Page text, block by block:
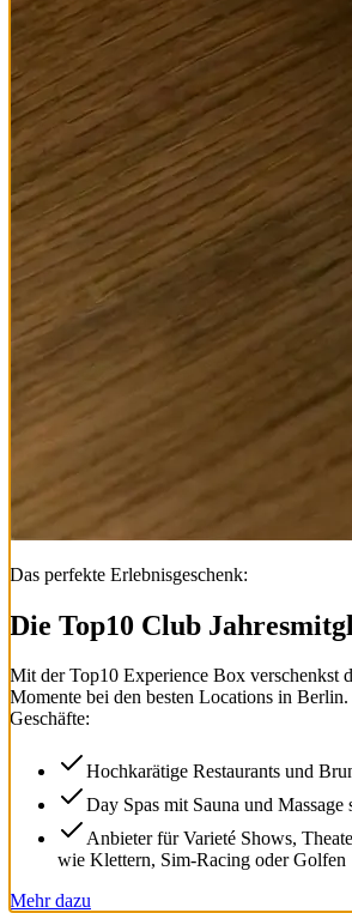
Das perfekte Erlebnisgeschenk:
Die Top10 Club
Mit derTop10 Experience Box verschenkst
Momente bei den besten Locations in
Geschäfte:
Hochkarätige Restaurants und
Day Spas mit Sauna und
Anbieter für Varieté Shows,
wie Klettern, Sim-Racing oder Golfen
Mehr dazu